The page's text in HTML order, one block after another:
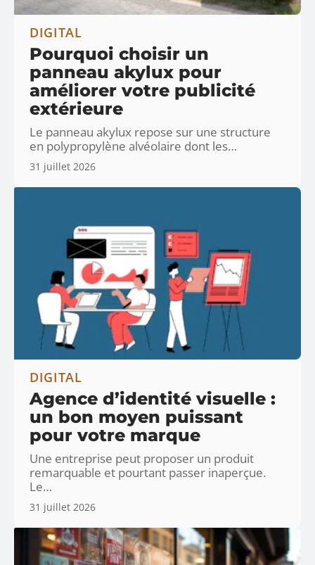
DIGITAL
Pourquoi choisir un
panneau akylux pour
améliorer votre publicité
extérieure
Le panneau akylux repose sur une structure
en polypropylène alvéolaire dont les…
31 juillet 2026
DIGITAL
Agence d’identité visuelle :
un bon moyen puissant
pour votre marque
Une entreprise peut proposer un produit
remarquable et pourtant passer inaperçue.
Le…
31 juillet 2026